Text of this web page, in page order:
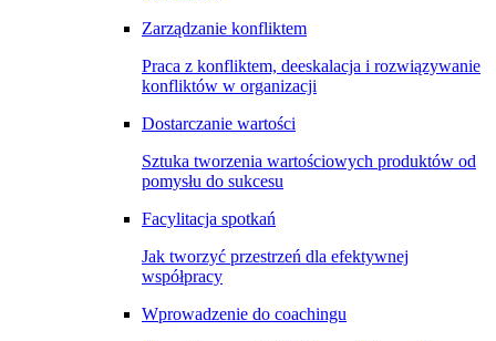
Zarządzanie konfliktem
Praca z konfliktem, deeskalacja i rozwiązywanie
konfliktów w organizacji
Dostarczanie wartości
Sztuka tworzenia wartościowych produktów od
pomysłu do sukcesu
Facylitacja spotkań
Jak tworzyć przestrzeń dla efektywnej
współpracy
Wprowadzenie do coachingu